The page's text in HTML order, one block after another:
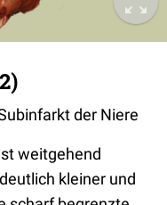
der Niere
weitgehend
kleiner und